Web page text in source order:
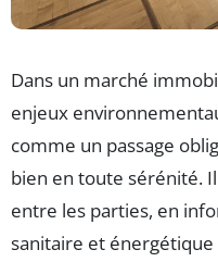
Dans un marché
enjeux
comme un passage
bien en toute sérénité.
entre les parties, en
sanitaire et énergétique